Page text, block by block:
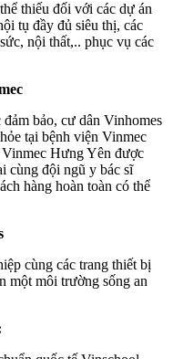
thiếu đối với các dự án
tụ đầy đủ siêu thị, các
nội thất,.. phục vụ các
bảo, cư dân Vinhomes
tại bệnh viện Vinmec
Hưng Yên được
cùng đội ngũ y bác sĩ
hàng hoàn toàn có thể
cùng các trang thiết bị
một môi trường sống an